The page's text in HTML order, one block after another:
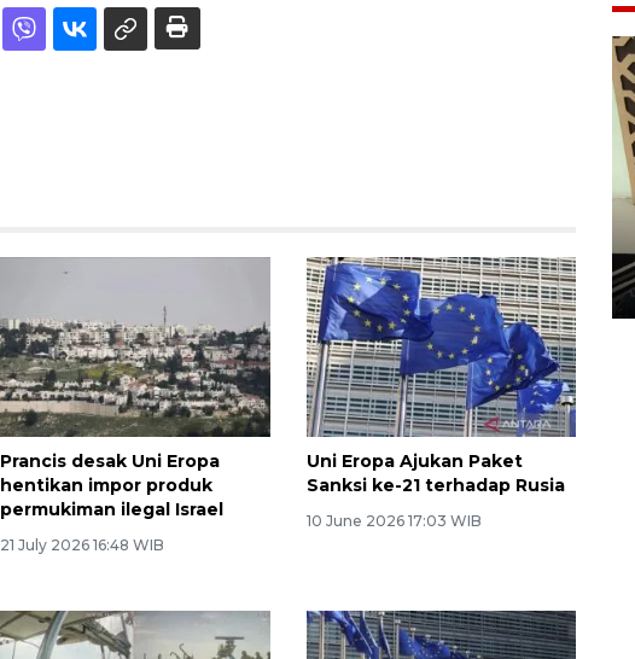
Prancis desak Uni Eropa
hentikan impor produk
permukiman ilegal Israel
21 July 2026 16:48 WIB
Uni Eropa Ajukan Paket
Sanksi ke-21 terhadap Rusia
10 June 2026 17:03 WIB
bakau merah di Dumai
20 September 2025 12:14 WIB